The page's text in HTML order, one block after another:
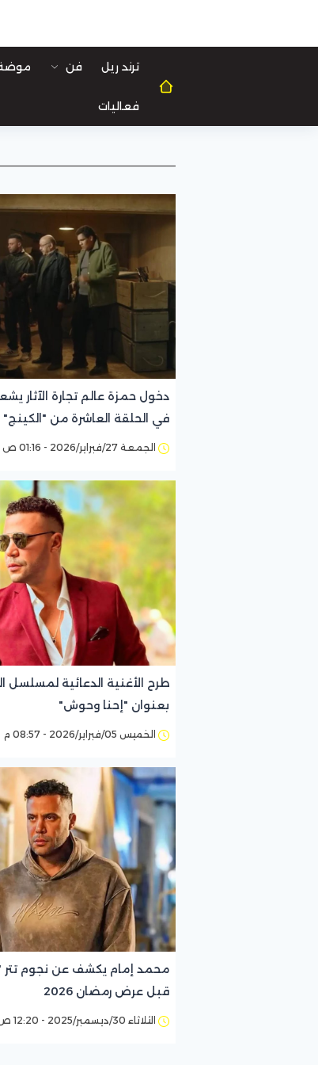
ترند ريل فن
فعاليات
دخول حمزة عالم تجارة الآثار
في الحلقة العاشرة من "الكينج"
الجمعة 27/فبراير/2026 - 01:16 ص
طرح الأغنية الدعائية لمسلسل
بعنوان "إحنا وحوش"
الخميس 05/فبراير/2026 - 08:57 م
محمد إمام يكشف عن نجوم تتر
قبل عرض رمضان 2026
الثلاثاء 30/ديسمبر/2025 - 12:20 ص